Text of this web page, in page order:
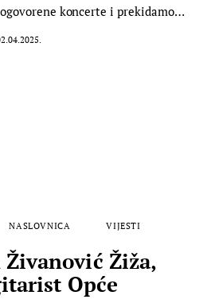
koncerte i prekidamo…
NASLOVNICA VIJESTI
Živanović Žiža,
Opće